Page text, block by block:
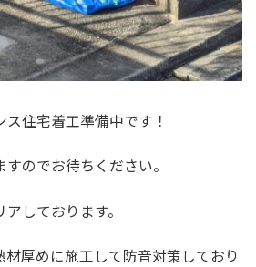
住宅着工準備中です！
のでお待ちください。
しております。
材厚めに施工して防音対策しており